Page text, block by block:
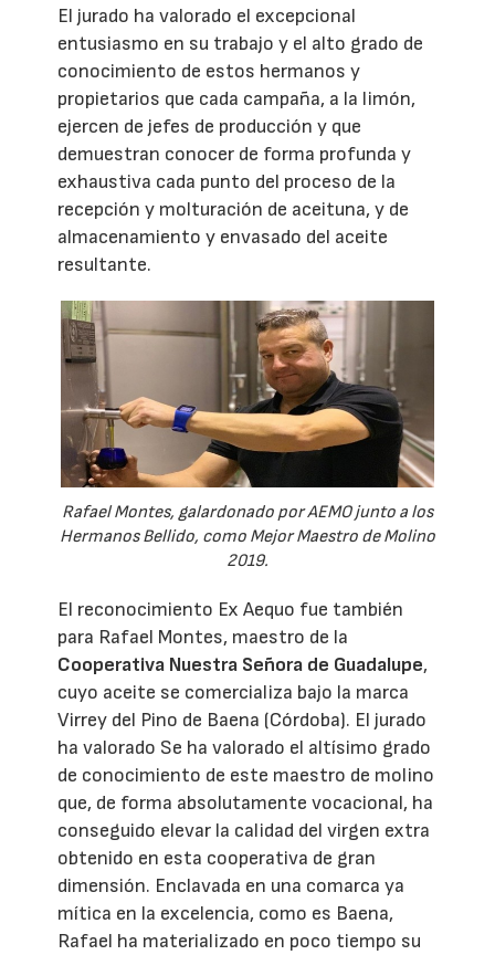
El jurado ha valorado el excepcional
entusiasmo en su trabajo y el alto grado de
conocimiento de estos hermanos y
propietarios que cada campaña, a la limón,
ejercen de jefes de producción y que
demuestran conocer de forma profunda y
exhaustiva cada punto del proceso de la
recepción y molturación de aceituna, y de
almacenamiento y envasado del aceite
resultante.
Rafael Montes, galardonado por AEMO junto a los
Hermanos Bellido, como Mejor Maestro de Molino
2019.
El reconocimiento Ex Aequo fue también
para Rafael Montes, maestro de la
Cooperativa Nuestra Señora de Guadalupe,
cuyo aceite se comercializa bajo la marca
Virrey del Pino de Baena (Córdoba). El jurado
ha valorado Se ha valorado el altísimo grado
de conocimiento de este maestro de molino
que, de forma absolutamente vocacional, ha
conseguido elevar la calidad del virgen extra
obtenido en esta cooperativa de gran
dimensión. Enclavada en una comarca ya
mítica en la excelencia, como es Baena,
Rafael ha materializado en poco tiempo su